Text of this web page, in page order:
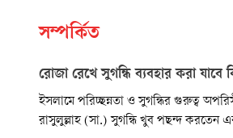
সম্পর্কিত
রোজা রেখে সুগন্ধি ব্যবহার করা যাবে
ইসলামে পরিচ্ছন্নতা ও সুগন্ধির গুরুত্ব
রাসুলুল্লাহ (সা.) সুগন্ধি খুব পছন্দ করতেন